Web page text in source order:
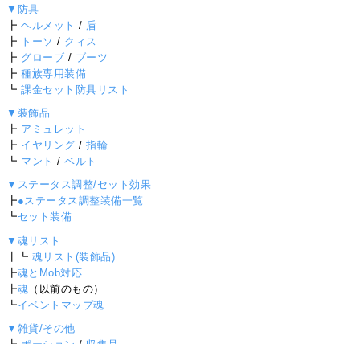
▼防具
┣ヘルメット / 盾
┣ トーソ / クィス
┣ グローブ / ブーツ
┣種族専用装備
┗課金セット防具リスト
▼装飾品
┣ アミュレット
┣ イヤリング /指輪
┗ マント /ベルト
▼ステータス調整/セット効果
┣●ステータス調整装備一覧
┗セット装備
▼魂リスト
┃┗ 魂リスト(装飾品)
┣魂とMob対応
┣魂 （以前のもの）
┗イベントマップ魂
▼雑貨/その他